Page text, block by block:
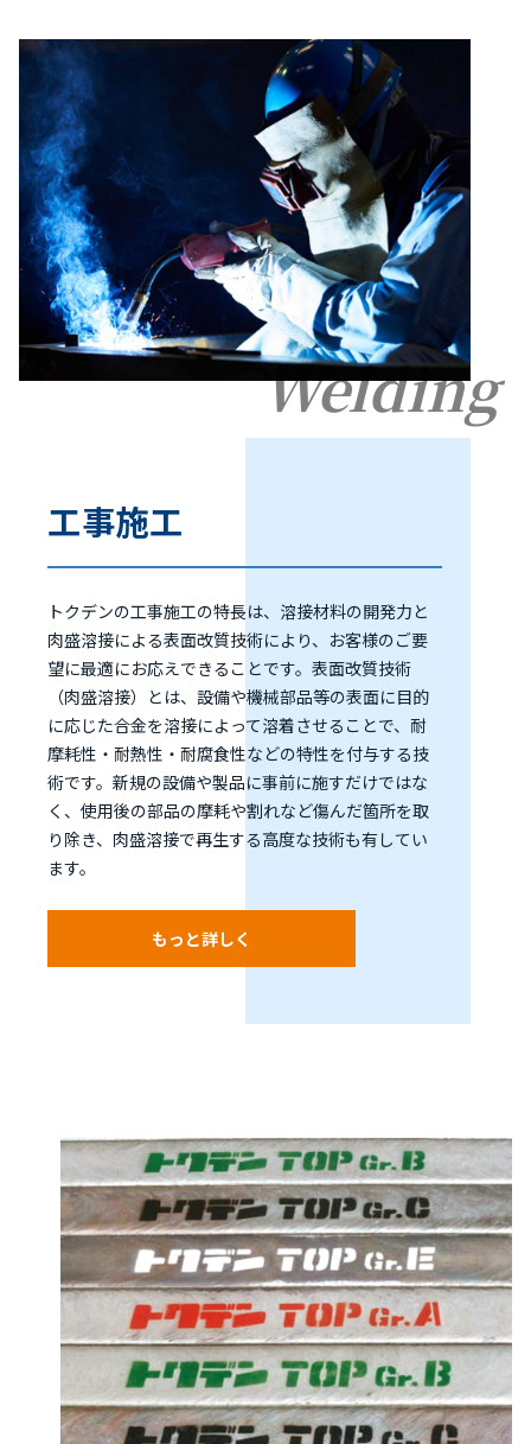
Welding
工事施工
トクデンの工事施工の特長は、溶接材料の開発力と
肉盛溶接による表面改質技術により、お客様のご要
望に最適にお応えできることです。表面改質技術
（肉盛溶接）とは、設備や機械部品等の表面に目的
に応じた合金を溶接によって溶着させることで、耐
摩耗性・耐熱性・耐腐食性などの特性を付与する技
術です。新規の設備や製品に事前に施すだけではな
く、使用後の部品の摩耗や割れなど傷んだ箇所を取
り除き、肉盛溶接で再生する高度な技術も有してい
ます。
もっと詳しく